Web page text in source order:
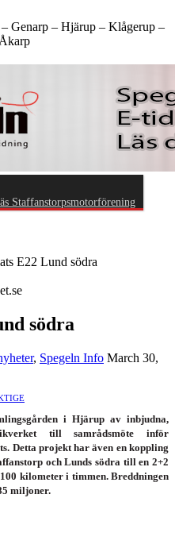
Genarp – Hjärup – Klågerup –
Åkarp
Staffanstorpsmotorförening
E22 Lund södra
södra
, Spegeln Info March 30,
i Hjärup av inbjudna,
till sam­rådsmöte inför
Detta projekt har även en koppling
och Lunds södra till en 2+2
kilometer i timmen. Breddningen
miljoner.